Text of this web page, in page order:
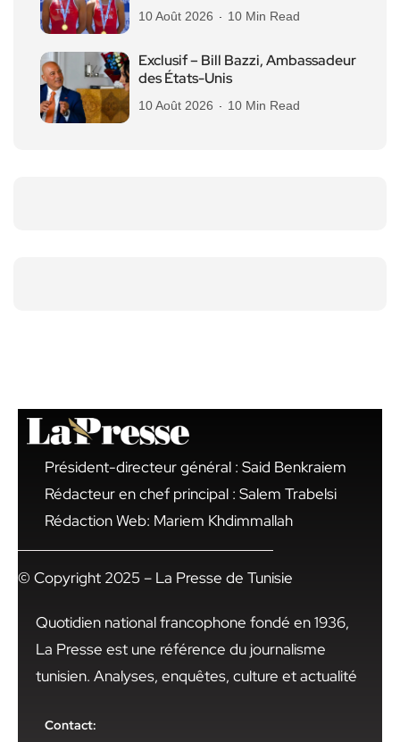
10 Août 2026 10 Min Read
Exclusif – Bill Bazzi, Ambassadeur
des États-Unis
10 Août 2026 10 Min Read
Président-directeur général : Said Benkraiem
Rédacteur en chef principal : Salem Trabelsi
Rédaction Web: Mariem Khdimmallah
© Copyright 2025 – La Presse de Tunisie
Quotidien national francophone fondé en 1936,
La Presse est une référence du journalisme
tunisien. Analyses, enquêtes, culture et actualité
Contact: